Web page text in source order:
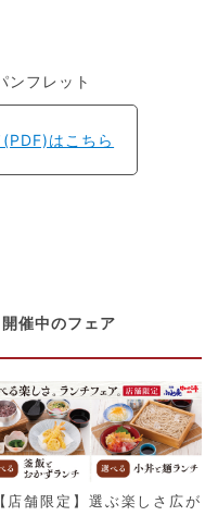
ンフレット
はこちら
催中のフェア
【店舗限定】選ぶ楽しさ広が